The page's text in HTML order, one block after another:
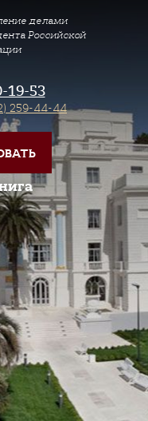
делами
Российской
19-53
259-44-44